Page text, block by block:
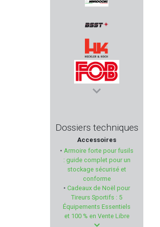
MAROCCHI
BSST
HECKLER & KOCH
FOB
RWS
ARMSCO
SCHLETEK
BCM
Dossiers techniques
Accessoires
• Armoire forte pour fusils
: guide complet pour un
stockage sécurisé et
conforme
• Cadeaux de Noël pour
Tireurs Sportifs : 5
Équipements Essentiels
et 100 % en Vente Libre